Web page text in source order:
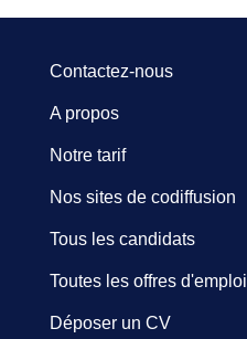
Contactez-nous
A propos
Notre tarif
Nos sites de codiffusion
Tous les candidats
Toutes les offres d'emploi
Déposer un CV